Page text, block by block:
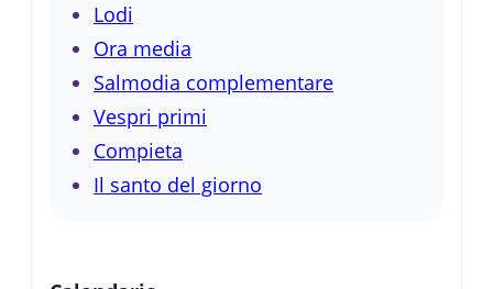
Lodi
Ora media
Salmodia complementare
Vespri primi
Compieta
Il santo del giorno